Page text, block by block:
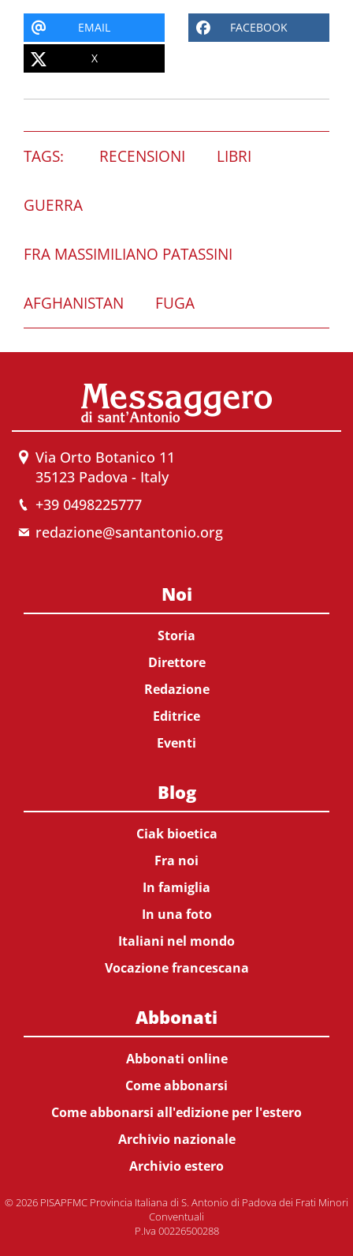
EMAIL FACEBOOK
X
TAGS: RECENSIONI LIBRI
GUERRA
FRA MASSIMILIANO PATASSINI
AFGHANISTAN FUGA
Via Orto Botanico 11
35123 Padova - Italy
+39 0498225777
redazione@santantonio.org
Noi
Storia
Direttore
Redazione
Editrice
Eventi
Blog
Ciak bioetica
Fra noi
In famiglia
In una foto
Italiani nel mondo
Vocazione francescana
Abbonati
Abbonati online
Come abbonarsi
Come abbonarsi all'edizione per l'estero
Archivio nazionale
Archivio estero
© 2026 PISAPFMC Provincia Italiana di S. Antonio di Padova dei Frati Minori
Conventuali
P.Iva 00226500288